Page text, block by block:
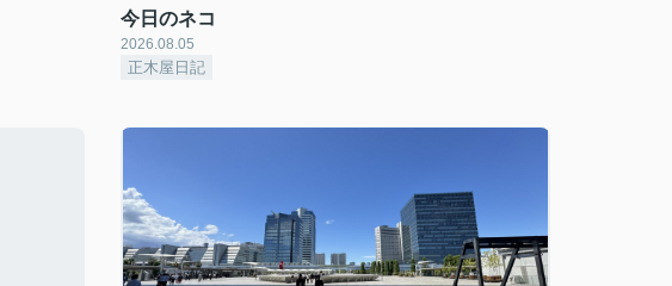
今日のネコ
2026.08.05
正木屋日記